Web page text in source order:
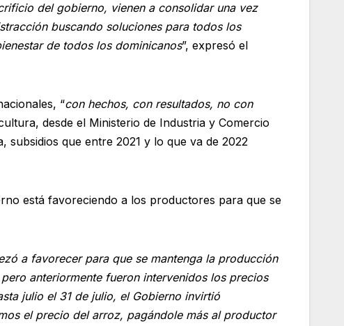
del gobierno, vienen a consolidar una vez
buscando soluciones para todos los
de todos los dominicanos”, expresó el
“con hechos, con resultados, no con
desde el Ministerio de Industria y Comercio
subsidios que entre 2021 y lo que va de 2022
está favoreciendo a los productores para que se
a favorecer para que se mantenga la producción
anteriormente fueron intervenidos los precios
julio el 31 de julio, el Gobierno invirtió
el precio del arroz, pagándole más al productor